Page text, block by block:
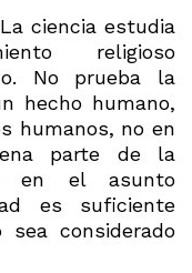
ciencia estudia
religioso
No prueba la
hecho humano,
humanos, no en
parte de la
en el asunto
es suficiente
considerado